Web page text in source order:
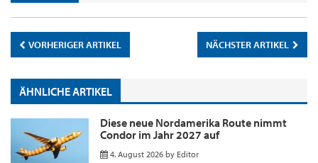
VORHERIGER ARTIKEL NÄCHSTER ARTIKEL
ÄHNLICHE ARTIKEL
Diese neue Nordamerika Route nimmt
Condor im Jahr 2027 auf
4. August 2026 by Editor